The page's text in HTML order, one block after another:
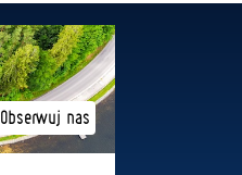
Obserwuj nas